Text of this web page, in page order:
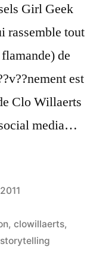
Girl Geek
rassemble tout
de
est
Clo Willaerts
media…
, clowillaerts,
storytelling